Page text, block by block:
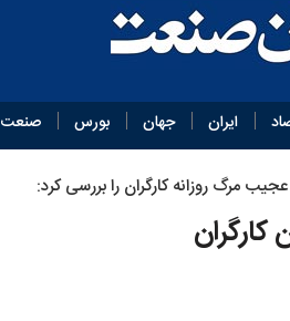
ایران جهان بورس صنعت
مرگ روزانه کارگران را بررسی کرد: